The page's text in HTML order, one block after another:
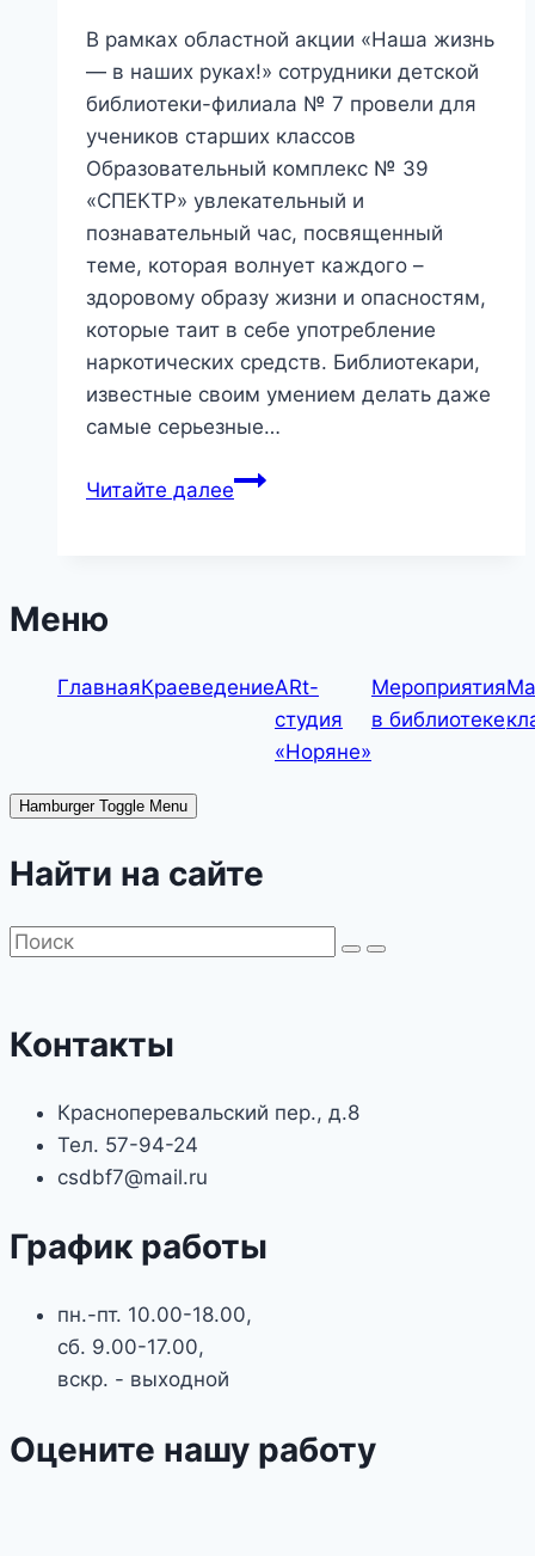
В рамках областной акции «Наша жизнь
— в наших руках!» сотрудники детской
библиотеки-филиала № 7 провели для
учеников старших классов
Образовательный комплекс № 39
«СПЕКТР» увлекательный и
познавательный час, посвященный
теме, которая волнует каждого –
здоровому образу жизни и опасностям,
которые таит в себе употребление
наркотических средств. Библиотекари,
известные своим умением делать даже
самые серьезные…
Читайте далее«Наша
познавательный
Меню
ГлавнаяКраеведениеARt-
студия
«Норяне»
Мероприятия
в библиотеке
Hamburger Toggle Menu
Найти на сайте
Контакты
Красноперевальский пер., д.8
Тел. 57-94-24
csdbf7@mail.ru
График работы
пн.-пт. 10.00-18.00,
сб. 9.00-17.00,
вскр. - выходной
Оцените нашу работу